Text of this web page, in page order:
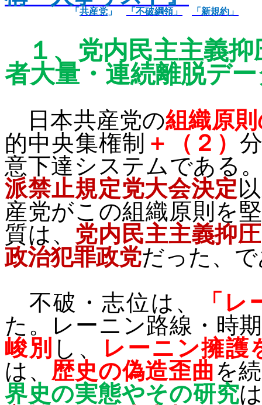
「 共産党 」 「不破綱領」 「新規約」
１、 党内民主主義
者大量 ・連続離脱デ
日本共産党の組織原
的中央集権制 ＋（２）
意下達システムである
派禁止規定党大会決定
産党がこの組織原則を
質は、 党内民主主義抑
政治犯罪政党だった、
不破・志位は、
「
た。レーニン路線・時
峻別 し、
レーニン擁護
は、 歴史の偽造歪曲を
界史の実態やその研究